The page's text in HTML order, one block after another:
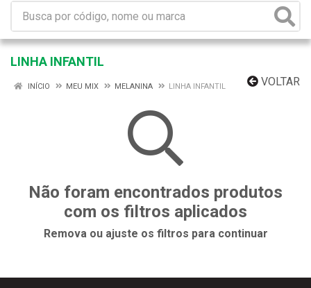
LINHA INFANTIL
VOLTAR
INÍCIO MEU MIX MELANINA LINHA INFANTIL
Não foram encontrados produtos
com os filtros aplicados
Remova ou ajuste os filtros para continuar